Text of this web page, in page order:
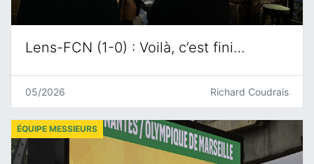
Lens-FCN (1-0) : Voilà, c’est fini…
05/2026 Richard Coudrais
ÉQUIPE MESSIEURS